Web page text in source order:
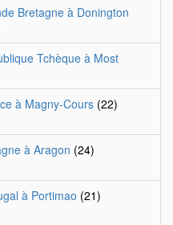
Bretagne à Donington
Tchèque à Most
à Magny-Cours (22)
à Aragon (24)
à Portimao (21)